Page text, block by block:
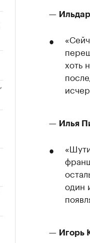
—
хоть
— Илья
один
— Игорь